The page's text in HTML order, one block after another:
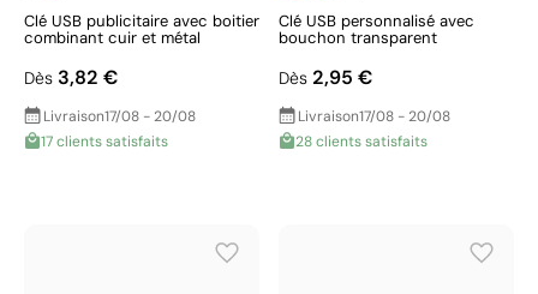
Clé USB publicitaire avec boitier
combinant cuir et métal
Dès 3,82 €
Livraison17/08 - 20/08
17 clients satisfaits
Clé USB personnalisé avec
bouchon transparent
Dès 2,95 €
Livraison17/08 - 20/08
28 clients satisfaits